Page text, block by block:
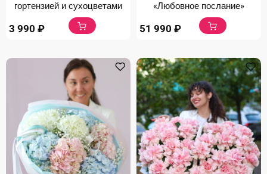
гортензией и сухоцветами
3 990 ₽
«Любовное послание»
51 990 ₽